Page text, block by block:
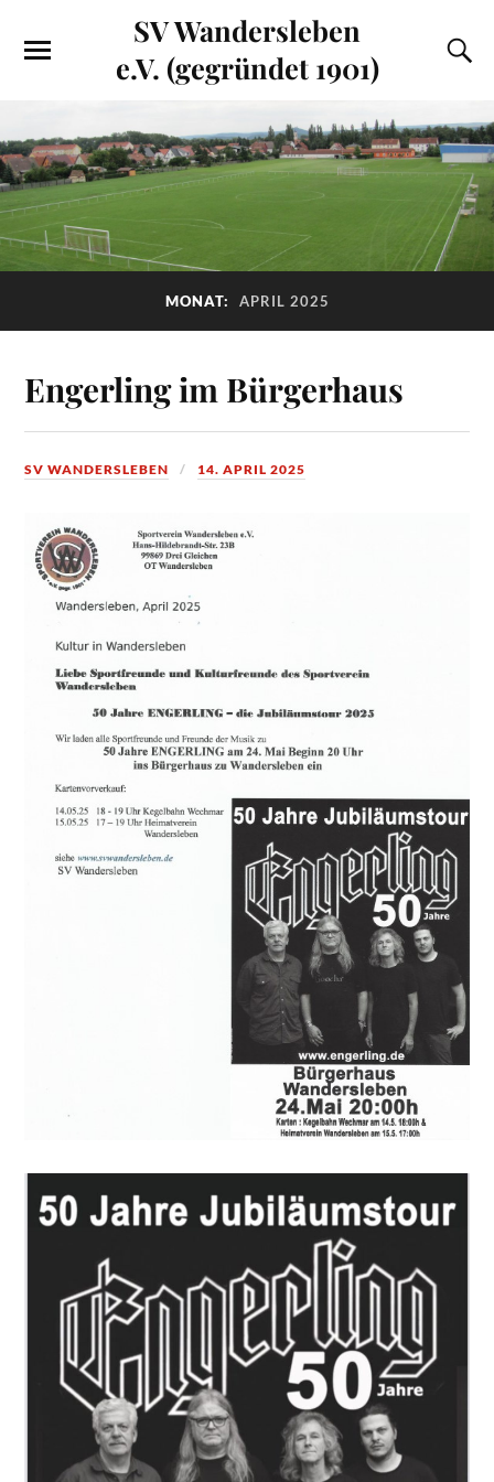
SV Wandersleben
e.V. (gegründet 1901)
MONAT: APRIL 2025
Engerling im Bürgerhaus
SV WANDERSLEBEN 14. APRIL 2025